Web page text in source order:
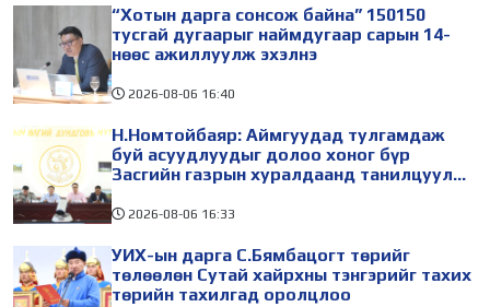
“Хотын дарга сонсож байна” 150150
тусгай дугаарыг наймдугаар сарын 14-
нөөс ажиллуулж эхэлнэ
2026-08-06 16:40
Н.Номтойбаяр: Аймгуудад тулгамдаж
буй асуудлуудыг долоо хоног бүр
Засгийн газрын хуралдаанд танилцуулж,
2026-08-06 16:33
УИХ-ын дарга С.Бямбацогт төрийг
төлөөлөн Сутай хайрхны тэнгэрийг тахих
төрийн тахилгад оролцлоо